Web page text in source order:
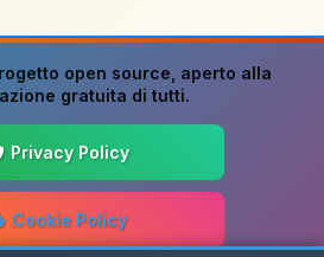
open source , aperto alla
gratuita di tutti.
Privacy Policy
Cookie Policy